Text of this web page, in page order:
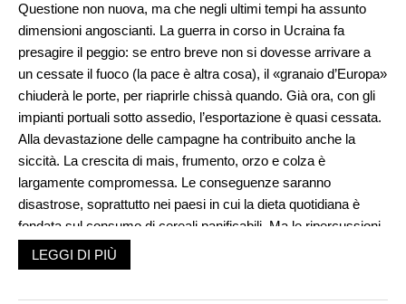
Questione non nuova, ma che negli ultimi tempi ha assunto
dimensioni angoscianti. La guerra in corso in Ucraina fa
presagire il peggio: se entro breve non si dovesse arrivare a
un cessate il fuoco (la pace è altra cosa), il «granaio d’Europa»
chiuderà le porte, per riaprirle chissà quando. Già ora, con gli
impianti portuali sotto assedio, l’esportazione è quasi cessata.
Alla devastazione delle campagne ha contribuito anche la
siccità. La crescita di mais, frumento, orzo e colza è
largamente compromessa. Le conseguenze saranno
disastrose, soprattutto nei paesi in cui la dieta quotidiana è
fondata sul consumo di cereali panificabili. Ma le ripercussioni
non risparmieranno nemmeno le più ricche economie
occidentali. La curva del rincaro sta salendo di giorno in giorno,
LEGGI DI PIÙ